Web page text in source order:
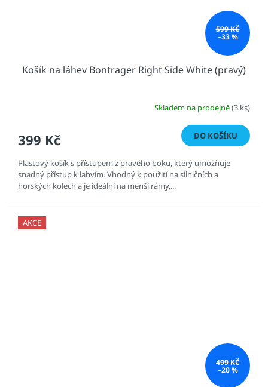
599 KČ
–33 %
Košík na láhev Bontrager Right Side White (pravý)
Skladem na prodejně(3 ks)
399 Kč DO KOŠÍKU
Plastový košík s přístupem z pravého boku, který umožňuje
snadný přístup k lahvím. Vhodný k použití na silničních a
horských kolech a je ideální na menší rámy,...
AKCE
499 KČ
–20 %